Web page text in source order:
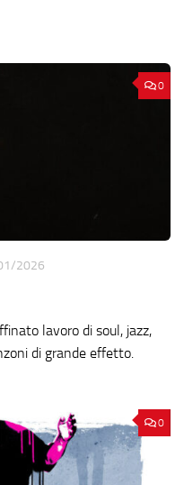
0
2026
lavoro di soul, jazz,
di grande effetto.
0